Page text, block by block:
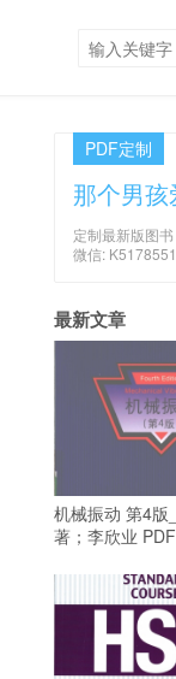
PDF定制
那个男
定制最新版图
微信:
最新文章
机械振动 第4版
著；李欣业 PDF